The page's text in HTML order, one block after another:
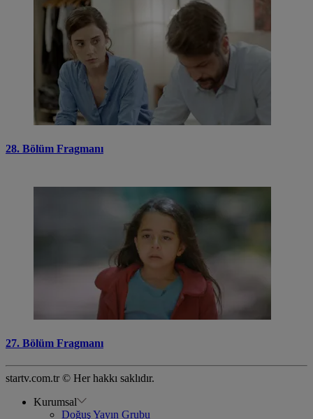
28. Bölüm Fragmanı
27. Bölüm Fragmanı
startv.com.tr © Her hakkı saklıdır.
Kurumsal
Doğuş Yayın Grubu